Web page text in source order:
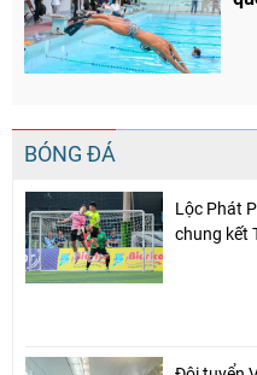
BÓNG ĐÁ
Lộc Phát
chung kết